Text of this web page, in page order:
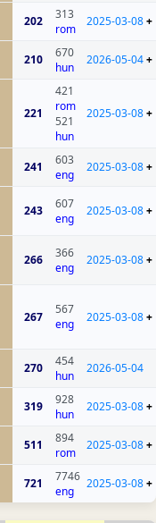
202
313
rom
2025-03-08+
210
670
hun
2026-05-04+
221
421
rom
521
hun
2025-03-08+
241
603
eng
2025-03-08+
243
607
eng
2025-03-08+
266
366
eng
2025-03-08+
267
567
eng
2025-03-08+
270
454
hun
2026-05-04
319
928
hun
2025-03-08+
511
894
rom
2025-03-08+
721
7746
eng
2025-03-08+